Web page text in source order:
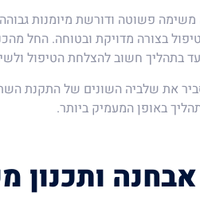
פשוטה ודורשת מיומנות
בצורה מדויקת ובטוחה. החל
בתהליך חשוב להצלחת הטיפול
את שלביה השונים של התקנת
באופן המעמיק ביותר.